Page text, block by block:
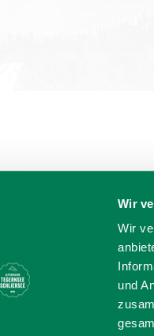
Wir
Wir
und
Sprache wählen: